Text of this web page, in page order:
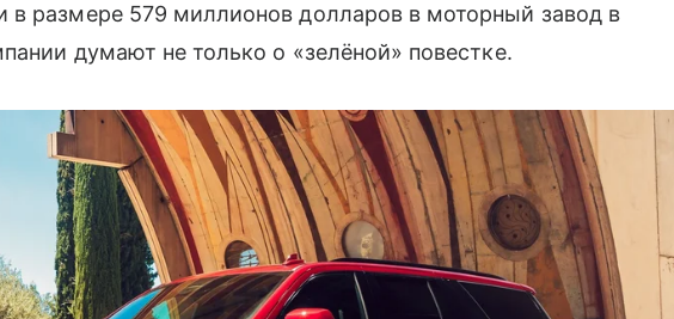
в размере 579 миллионов долларов в моторный завод в
думают не только о «зелёной» повестке.